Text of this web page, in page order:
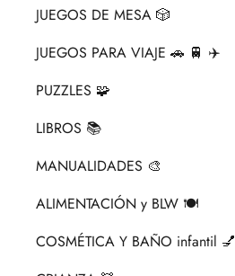
JUEGOS DE MESA 🎲
JUEGOS PARA VIAJE 🚗 🚆 ✈️
PUZZLES 🧩
LIBROS 📚​
MANUALIDADES 🎨​
ALIMENTACIÓN y BLW 🍽️
COSMÉTICA Y BAÑO infantil 💅